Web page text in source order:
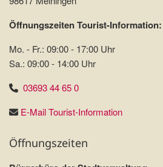
Öffnungszeiten Tourist-Information:
Mo. - Fr.: 09:00 - 17:00 Uhr
Sa.: 09:00 - 14:00 Uhr
03693 44 65 0
E-Mail Tourist-Information
Öffnungszeiten